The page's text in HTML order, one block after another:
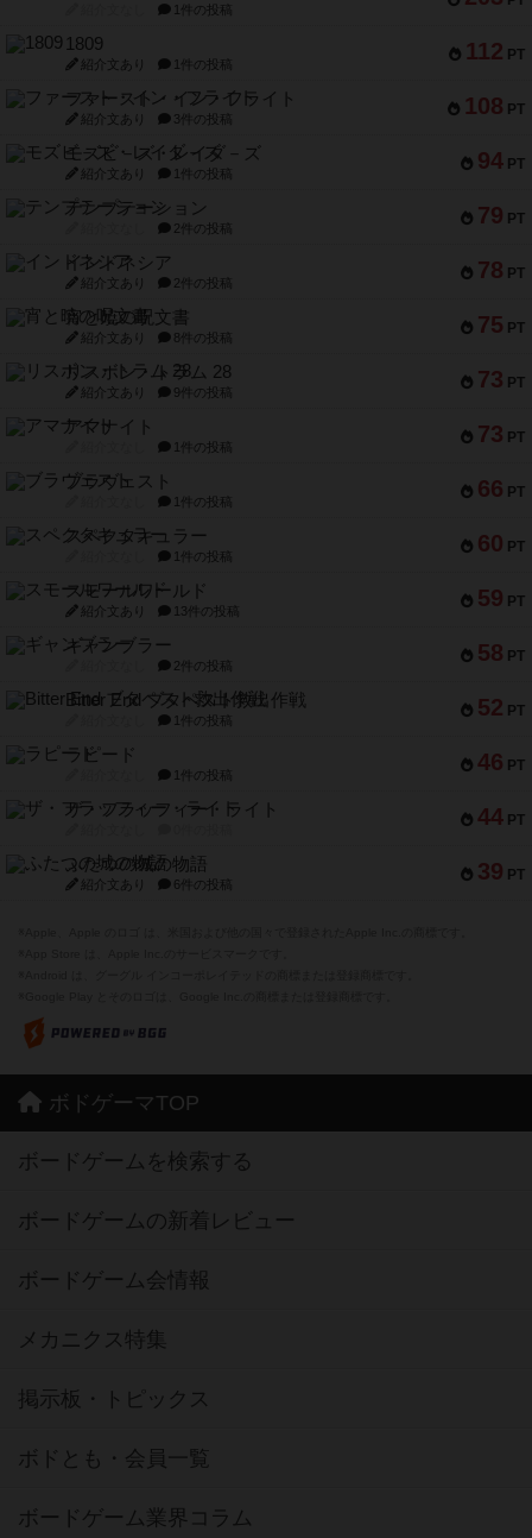
1件の投稿
112 PT
1809
紹介文あり 1件の投稿
108 PT
ファースト・イン・フライト
紹介文あり 3件の投稿
94 PT
モズビ－ズ・レイダ－ズ
紹介文あり 1件の投稿
79 PT
テンプテーション
2件の投稿
78 PT
インドネシア
紹介文あり 2件の投稿
75 PT
宵と暁の呪文書
紹介文あり 8件の投稿
73 PT
リスボン・トラム 28
紹介文あり 9件の投稿
73 PT
アマナイト
1件の投稿
66 PT
ブラヴェスト
1件の投稿
60 PT
スペクタキュラー
1件の投稿
59 PT
スモールワールド
紹介文あり 13件の投稿
58 PT
ギャンブラー
2件の投稿
52 PT
Bitter End ブタペスト救出作戦
1件の投稿
46 PT
ラピード
1件の投稿
44 PT
ザ・フラッフィー・ライト
39 PT
ふたつの城の物語
紹介文あり 6件の投稿
ボドゲーマTOP
ボードゲームを検索する
ボードゲームの新着レビュー
ボードゲーム会情報
メカニクス特集
掲示板・トピックス
ボドとも・会員一覧
ボードゲーム業界コラム